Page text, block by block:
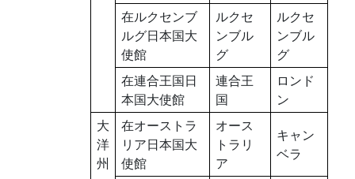
在ルクセンブ
ルグ日本国大
使館
ルクセ
ンブル
グ
ルクセ
ンブル
グ
在連合王国日
本国大使館
連合王
国
ロンド
ン
大
洋
州
在オーストラ
リア日本国大
使館
オース
トラリ
ア
キャン
ベラ